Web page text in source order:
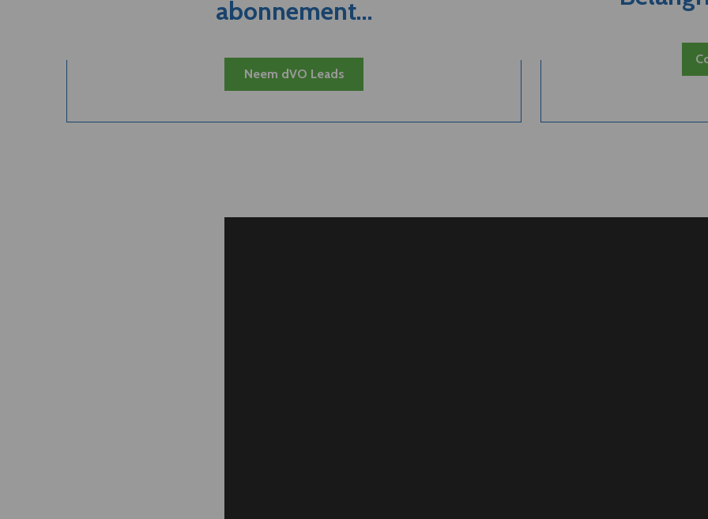
abonnement...
Neem dVO Leads